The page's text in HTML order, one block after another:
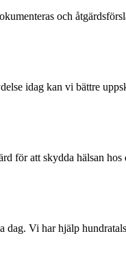
och
idag kan vi bättre
för att skydda hälsan
Vi har hjälp